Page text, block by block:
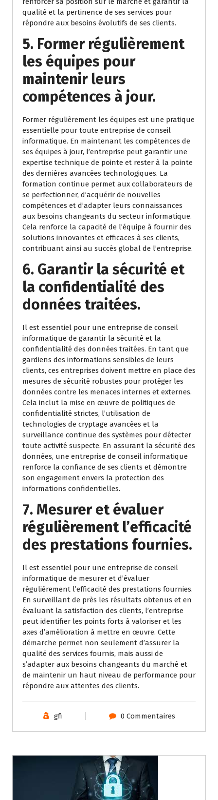
qualité et la pertinence de ses services pour
répondre aux besoins évolutifs de ses clients.
5. Former régulièrement
les équipes pour
maintenir leurs
compétences à jour.
Former régulièrement les équipes est une pratique
essentielle pour toute entreprise de conseil
informatique. En maintenant les compétences de
ses équipes à jour, l’entreprise peut garantir une
expertise technique de pointe et rester à la pointe
des dernières avancées technologiques. La
formation continue permet aux collaborateurs de
se perfectionner, d’acquérir de nouvelles
compétences et d’adapter leurs connaissances
aux besoins changeants du secteur informatique.
Cela renforce la capacité de l’équipe à fournir des
solutions innovantes et efficaces à ses clients,
contribuant ainsi au succès global de l’entreprise.
6. Garantir la sécurité et
la confidentialité des
données traitées.
Il est essentiel pour une entreprise de conseil
informatique de garantir la sécurité et la
confidentialité des données traitées. En tant que
gardiens des informations sensibles de leurs
clients, ces entreprises doivent mettre en place des
mesures de sécurité robustes pour protéger les
données contre les menaces internes et externes.
Cela inclut la mise en œuvre de politiques de
confidentialité strictes, l’utilisation de
technologies de cryptage avancées et la
surveillance continue des systèmes pour détecter
toute activité suspecte. En assurant la sécurité des
données, une entreprise de conseil informatique
renforce la confiance de ses clients et démontre
son engagement envers la protection des
informations confidentielles.
7. Mesurer et évaluer
régulièrement l’efficacité
des prestations fournies.
Il est essentiel pour une entreprise de conseil
informatique de mesurer et d’évaluer
régulièrement l’efficacité des prestations fournies.
En surveillant de près les résultats obtenus et en
évaluant la satisfaction des clients, l’entreprise
peut identifier les points forts à valoriser et les
axes d’amélioration à mettre en œuvre. Cette
démarche permet non seulement d’assurer la
qualité des services fournis, mais aussi de
s’adapter aux besoins changeants du marché et
de maintenir un haut niveau de performance pour
répondre aux attentes des clients.
gfi 0 Commentaires